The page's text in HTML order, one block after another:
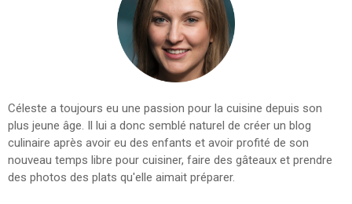
Céleste a toujours eu une passion pour la cuisine depuis son
plus jeune âge. Il lui a donc semblé naturel de créer un blog
culinaire après avoir eu des enfants et avoir profité de son
nouveau temps libre pour cuisiner, faire des gâteaux et prendre
des photos des plats qu'elle aimait préparer.